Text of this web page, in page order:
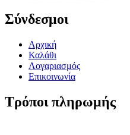
Σύνδεσμοι
Αρχική
Καλάθι
Λογαριασμός
Επικοινωνία
Τρόποι πληρωμής